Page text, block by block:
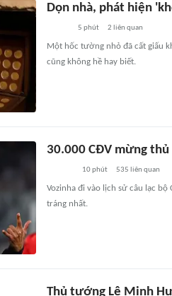
Dọn nhà, phát hiện
5 phút 2 liên quan
Một hốc tường nhỏ đã cất giấu
cũng không hề hay biết.
30.000 CĐV mừng
10 phút 535 liên quan
Vozinha đi vào lịch sử câu lạc
tráng nhất.
Thủ tướng Lê Minh